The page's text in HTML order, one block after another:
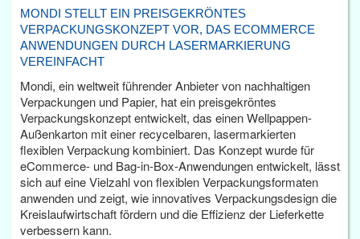
MONDI STELLT EIN PREISGEKRÖNTES
VERPACKUNGSKONZEPT VOR, DAS ECOMMERCE
ANWENDUNGEN DURCH LASERMARKIERUNG
VEREINFACHT
Mondi, ein weltweit führender Anbieter von nachhaltigen
Verpackungen und Papier, hat ein preisgekröntes
Verpackungskonzept entwickelt, das einen Wellpappen-
Außenkarton mit einer recycelbaren, lasermarkierten
flexiblen Verpackung kombiniert. Das Konzept wurde für
eCommerce- und Bag-in-Box-Anwendungen entwickelt, lässt
sich auf eine Vielzahl von flexiblen Verpackungsformaten
anwenden und zeigt, wie innovatives Verpackungsdesign die
Kreislaufwirtschaft fördern und die Effizienz der Lieferkette
verbessern kann.